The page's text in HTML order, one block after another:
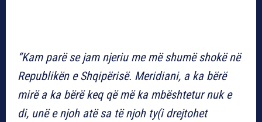
“Kam parë se jam njeriu me më shumë shokë në
Republikën e Shqipërisë. Meridiani, a ka bërë
mirë a ka bërë keq që më ka mbështetur nuk e
di, unë e njoh atë sa të njoh ty(i drejtohet